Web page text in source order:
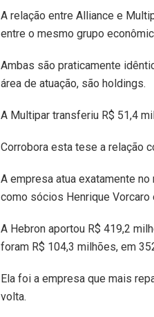
A relação entre Alliance e
entre o mesmo grupo
Ambas são praticamente
área de atuação, são holdings.
A Multipar transferiu R$ 51,4
Corrobora esta tese a relação
A empresa atua exatamente
como sócios Henrique
A Hebron aportou R$ 419,2
foram R$ 104,3 milhões, em
Ela foi a empresa que mais
volta.